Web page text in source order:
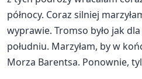
północy. Coraz silniej
wyprawie. Tromso było jak
południu. Marzyłam, by w
Morza Barentsa. Ponownie,